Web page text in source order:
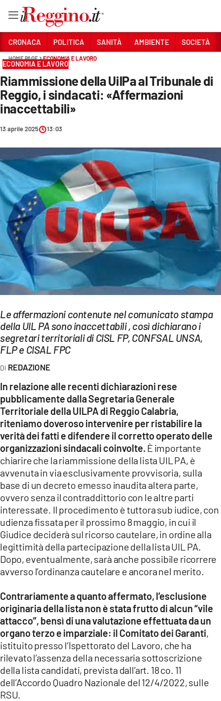
Sezioni
CRONACA
POLITICA
SANITÀ
AMBIENTE
SOCIETÀ
CULTURA
ECONOMIA E LAVORO
EVENTI
SPORT
Streaming
LAC NETWORK
LAC ONAIR
LaC
LACPLAY.IT
LACTV.IT
LACONAIR.IT
LACITYMAG.IT
ILREGGINO.IT
COSENZACHANNEL.IT
ILVIBONESE.IT
CATANZAROCHANNEL.IT
LACAPITALENEWS.IT
App
ANDROID
APPLE
CRONACA POLITICA SANITÀ AMBIENTE SOCIETÀ
HOME PAGE ECONOMIA E LAVORO
ECONOMIA E LAVORO
Riammissione della UilPa al Tribunale di
Reggio, i sindacati: «Affermazioni
inaccettabili»
13 aprile 2025 13:03
Le affermazioni contenute nel comunicato stampa
della UIL PA sono inaccettabili , così dichiarano i
segretari territoriali di CISL FP, CONFSAL UNSA,
FLP e CISAL FPC
REDAZIONE
In relazione alle recenti dichiarazioni rese
pubblicamente dalla Segretaria Generale
Territoriale della UILPA di Reggio Calabria,
riteniamo doveroso intervenire per ristabilire la
verità dei fatti e difendere il corretto operato delle
organizzazioni sindacali coinvolte. È importante
chiarire che la riammissione della lista UIL PA, è
avvenuta in via esclusivamente provvisoria, sulla
base di un decreto emesso inaudita altera parte,
ovvero senza il contraddittorio con le altre parti
interessate. Il procedimento è tuttora sub iudice, con
udienza fissata per il prossimo 8 maggio, in cui il
Giudice deciderà sul ricorso cautelare, in ordine alla
legittimità della partecipazione della lista UIL PA.
Dopo, eventualmente, sarà anche possibile ricorrere
avverso l’ordinanza cautelare e ancora nel merito.
Contrariamente a quanto affermato, l’esclusione
originaria della lista non è stata frutto di alcun “vile
attacco”, bensì di una valutazione effettuata da un
organo terzo e imparziale: il Comitato dei Garanti,
istituito presso l’Ispettorato del Lavoro, che ha
rilevato l’assenza della necessaria sottoscrizione
della lista candidati, prevista dall’art. 18 co. 11
dell’Accordo Quadro Nazionale del 12/4/2022, sulle
RSU.